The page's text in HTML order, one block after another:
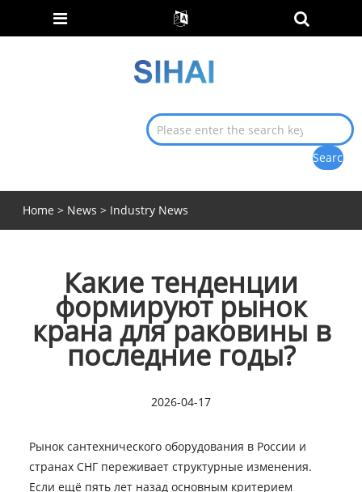
Home > News > Industry News
Какие тенденции
формируют рынок
крана для раковины в
последние годы?
2026-04-17
Рынок сантехнического оборудования в России и
странах СНГ переживает структурные изменения.
Если ещё пять лет назад основным критерием